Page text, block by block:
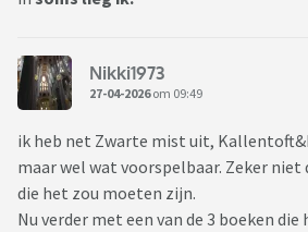
Nikki1973
27-04-2026om 09:49
ik heb net Zwarte mist uit,
maar wel wat voorspelbaar. Zeker
die het zou moeten zijn.
Nu verder met een van de 3 boeken